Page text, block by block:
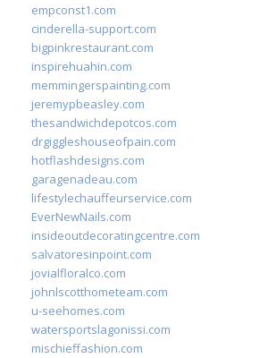
empconst1.com
cinderella-support.com
bigpinkrestaurant.com
inspirehuahin.com
memmingerspainting.com
jeremypbeasley.com
thesandwichdepotcos.com
drgiggleshouseofpain.com
hotflashdesigns.com
garagenadeau.com
lifestylechauffeurservice.com
EverNewNails.com
insideoutdecoratingcentre.com
salvatoresinpoint.com
jovialfloralco.com
johnlscotthometeam.com
u-seehomes.com
watersportslagonissi.com
mischieffashion.com